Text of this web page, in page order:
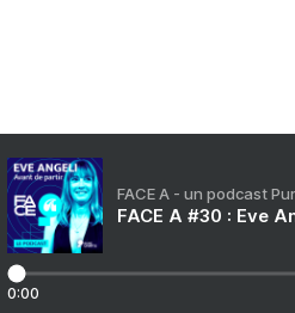
FACE A - un podcast
FACE A #30 : Eve
0:00